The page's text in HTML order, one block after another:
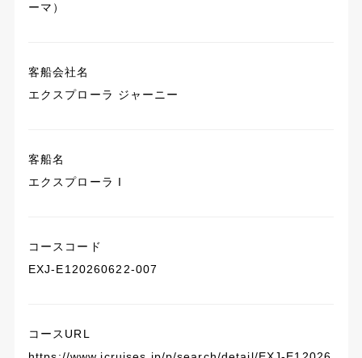
ーマ）
客船会社名
エクスプローラ ジャーニー
客船名
エクスプローラ I
コースコード
EXJ-E120260622-007
コースURL